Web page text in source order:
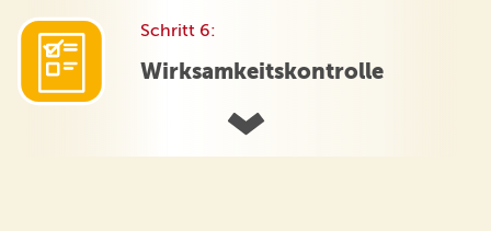
Schritt 6:
Wirksamkeitskontrolle